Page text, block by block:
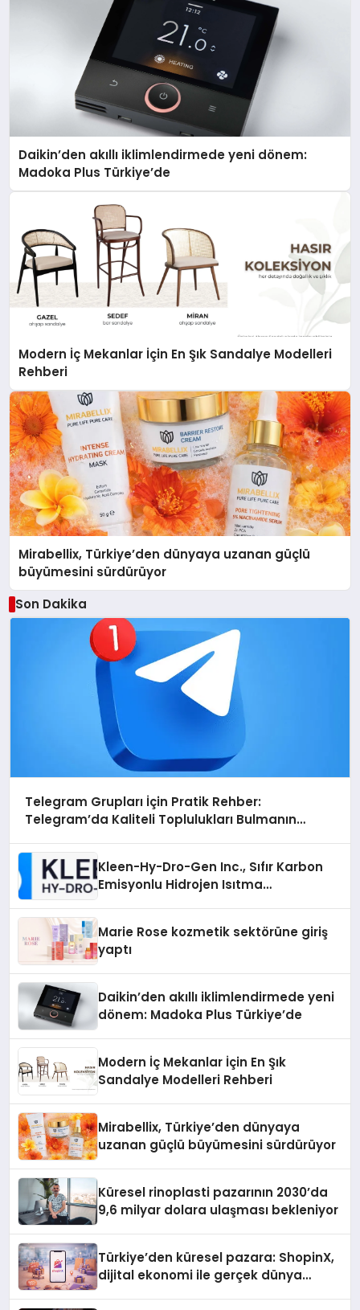
Daikin’den akıllı iklimlendirmede yeni dönem:
Madoka Plus Türkiye’de
Modern İç Mekanlar İçin En Şık Sandalye Modelleri
Rehberi
Mirabellix, Türkiye’den dünyaya uzanan güçlü
büyümesini sürdürüyor
Son Dakika
Telegram Grupları İçin Pratik Rehber:
Telegram’da Kaliteli Toplulukları Bulmanın
Kleen-Hy-Dro-Gen Inc., Sıfır Karbon
Emisyonlu Hidrojen Isıtma
Marie Rose kozmetik sektörüne giriş
yaptı
Daikin’den akıllı iklimlendirmede yeni
dönem: Madoka Plus Türkiye’de
Modern İç Mekanlar İçin En Şık
Sandalye Modelleri Rehberi
Mirabellix, Türkiye’den dünyaya
uzanan güçlü büyümesini sürdürüyor
Küresel rinoplasti pazarının 2030’da
9,6 milyar dolara ulaşması bekleniyor
Türkiye’den küresel pazara: ShopinX,
dijital ekonomi ile gerçek dünya